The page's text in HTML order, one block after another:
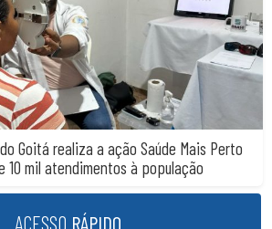
Goitá realiza a ação Saúde Mais Perto
10 mil atendimentos à população
ACESSO RÁPIDO